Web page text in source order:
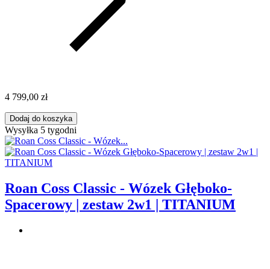
4 799,00 zł
Dodaj do koszyka
Wysyłka 5 tygodni
Roan Coss Classic - Wózek Głęboko-
Spacerowy | zestaw 2w1 | TITANIUM